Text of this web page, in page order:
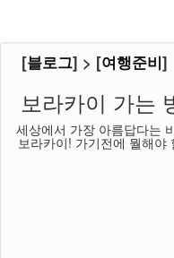
[블로그] > [여행준비]
보라카이 가는
세상에서 가장 아름답다는
보라카이! 가기전에 뭘해야